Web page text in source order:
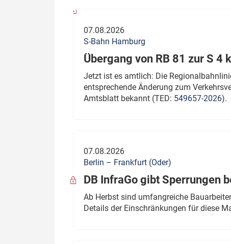
07.08.2026
S-Bahn Hamburg
Übergang von RB 81 zur S
Jetzt ist es amtlich: Die
entsprechende Änderung zum
Amtsblatt bekannt (TED: 549657-2026).
07.08.2026
Berlin – Frankfurt (Oder)
DB InfraGo gibt Sperrungen
Ab Herbst sind umfangreiche
Details der Einschränkungen für diese